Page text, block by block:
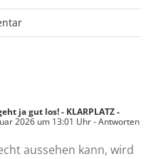
ja gut los! - KLARPLATZ -
2026 um 13:01 Uhr- Antworten
aussehen kann, wird